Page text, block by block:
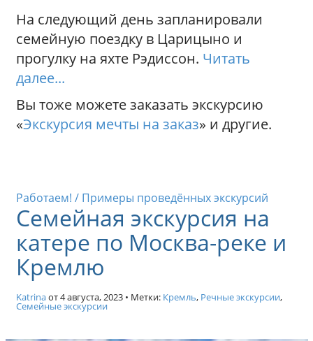
На следующий день запланировали
семейную поездку в Царицыно и
прогулку на яхте Рэдиссон. Читать
далее...
Вы тоже можете заказать экскурсию
«Экскурсия мечты на заказ» и другие.
Работаем! / Примеры проведённых экскурсий
Семейная экскурсия на
катере по Москва-реке и
Кремлю
Katrinaот4 августа, 2023• Метки: Кремль, Речные экскурсии,
Семейные экскурсии